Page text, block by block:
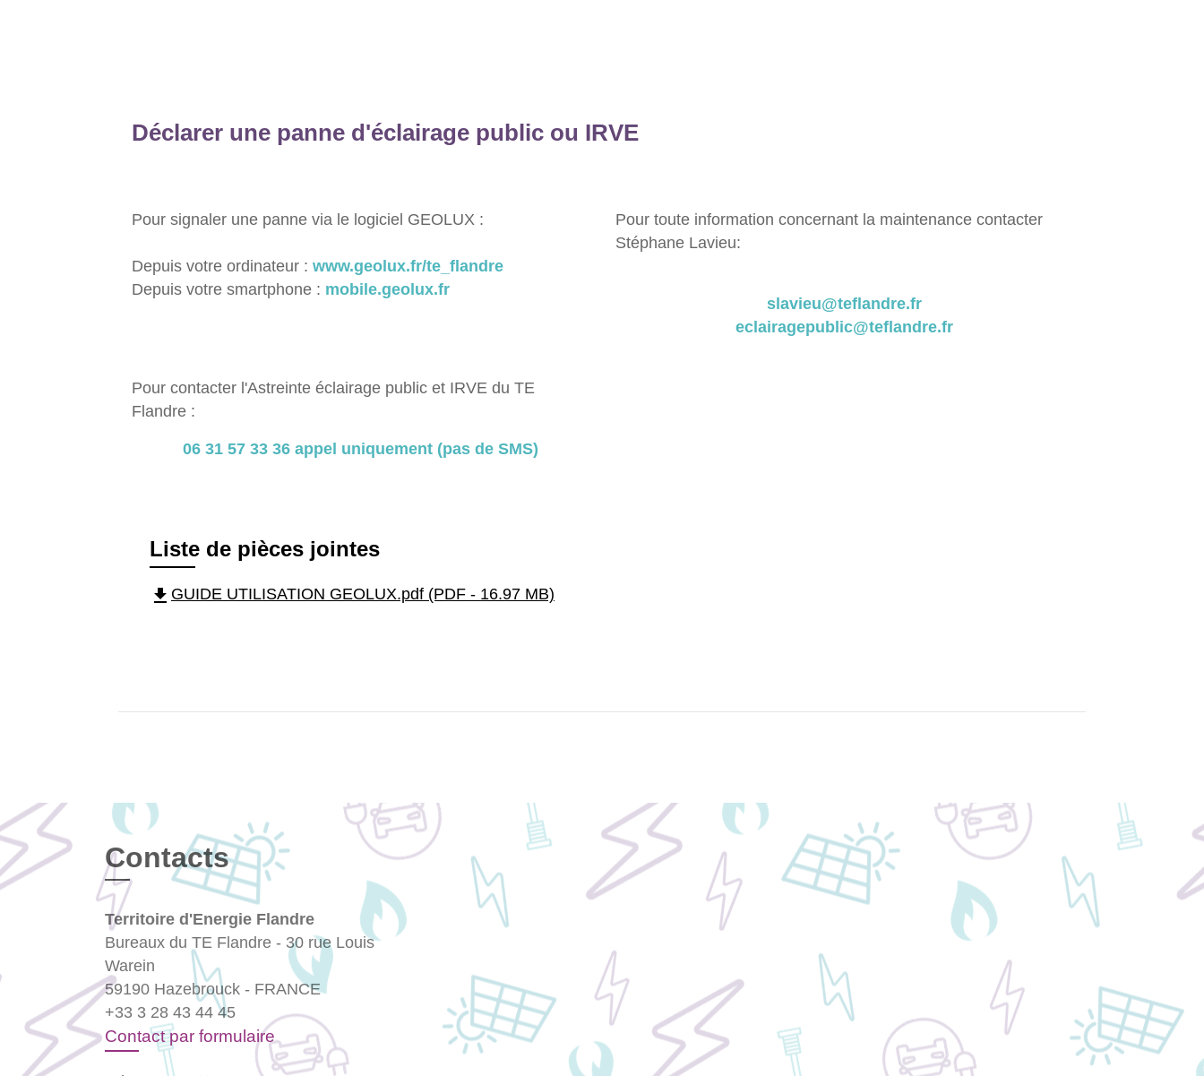
Déclarer une panne d'éclairage public ou IRVE
Pour signaler une panne via le logiciel GEOLUX :
Depuis votre ordinateur : www.geolux.fr/te_flandre
Depuis votre smartphone : mobile.geolux.fr
Pour contacter l'Astreinte éclairage public et IRVE du TE
Flandre :
06 31 57 33 36appel uniquement (pas de SMS)
Liste de pièces jointes
file_download GUIDE UTILISATION GEOLUX.pdf (PDF - 16.97 MB)
Pour toute information concernant la maintenance contacter
Stéphane Lavieu:
slavieu@teflandre.fr
eclairagepublic@teflandre.fr
Contacts
Territoire d'Energie Flandre
Bureaux du TE Flandre - 30 rue Louis
Warein
59190 Hazebrouck - FRANCE
+33 3 28 43 44 45
Contact par formulaire